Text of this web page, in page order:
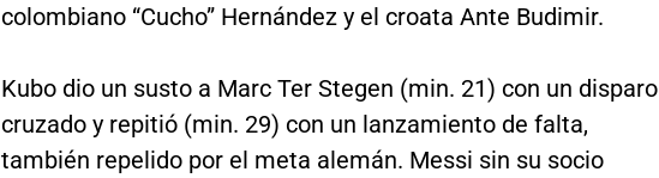
colombiano “Cucho” Hernández y el croata Ante Budimir.
Kubo dio un susto a Marc Ter Stegen (min. 21) con un disparo
cruzado y repitió (min. 29) con un lanzamiento de falta,
también repelido por el meta alemán. Messi sin su socio